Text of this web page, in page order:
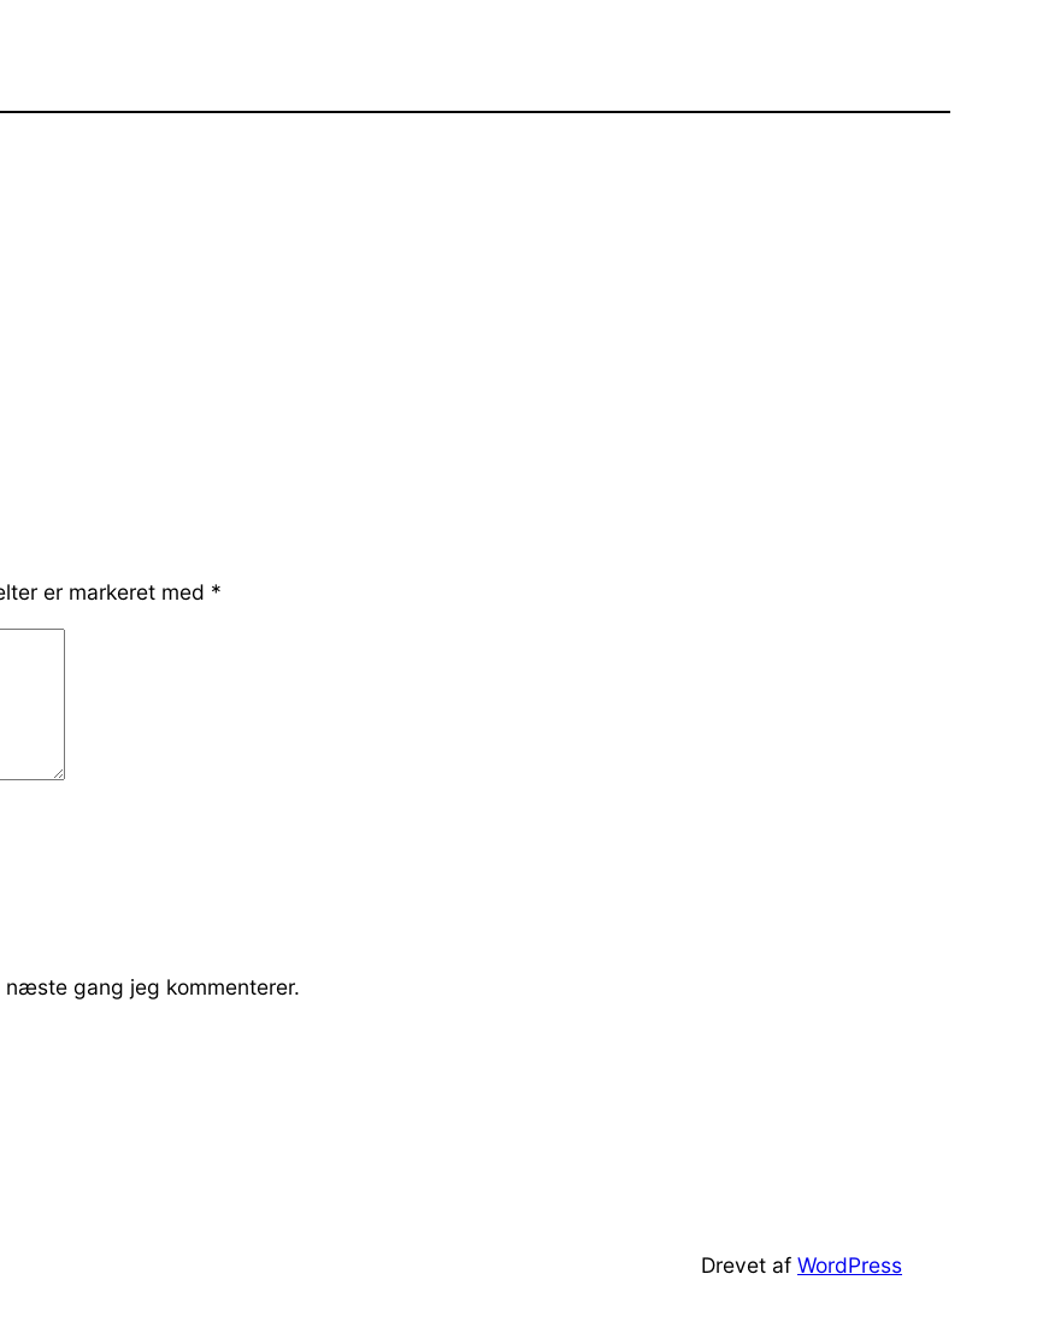
er markeret med *
gang jeg kommenterer.
Drevet af WordPress